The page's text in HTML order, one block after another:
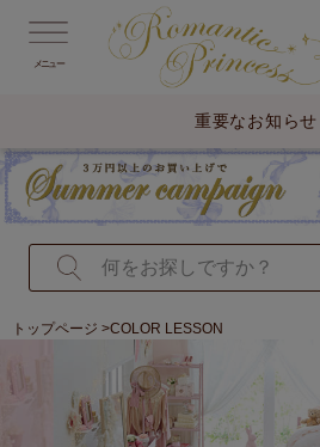
メニュー
重要なお知らせ
トップページ >COLOR LESSON